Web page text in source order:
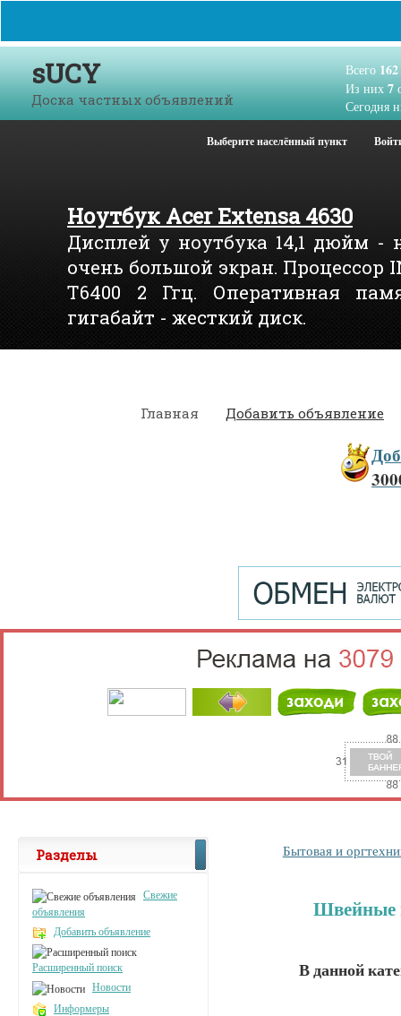
sUCY
Доска частных объявлений
Всего 162
Из них 7
Сегодня
Выберите населённый пункт
Ноутбук Acer Extensa 4630
Дисплей у ноутбука 14,1 дюйм -
очень большой экран. Процессор
T6400 2 Ггц. Оперативная
гигабайт - жесткий диск.
Главная Добавить объявление
Бытовая и
Швейные
В данной
Разделы
Свежие
объявления
Добавить объявление
Расширенный поиск
Новости
Информеры